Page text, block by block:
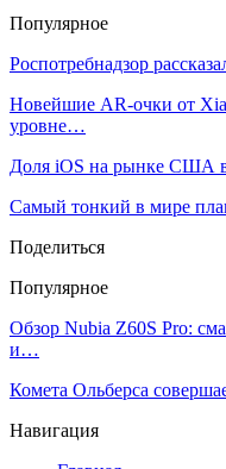
Популярное
Роспотребнадзор
Новейшие AR-очки от
уровне…
Доля iOS на рынке США
Самый тонкий в мире
Поделиться
Популярное
Обзор Nubia Z60S Pro:
и…
Комета Ольберса
Навигация